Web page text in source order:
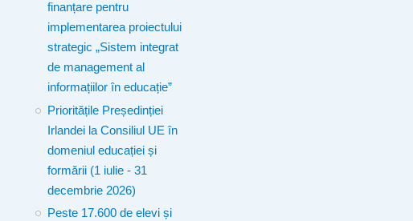
finanțare pentru
implementarea proiectului
strategic „Sistem integrat
de management al
informațiilor în educație”
Prioritățile Președinției
Irlandei la Consiliul UE în
domeniul educației și
formării (1 iulie - 31
decembrie 2026)
Peste 17.600 de elevi și